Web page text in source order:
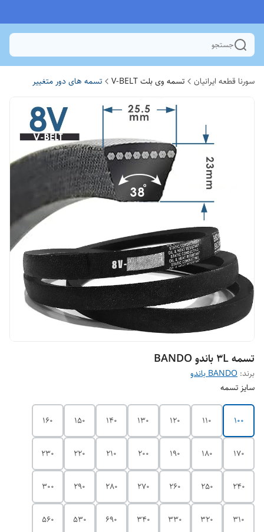
جستجو
سورنا قطعه ایرانیان تسمه وی بلت V-BELT تسمه های دور متغییر
تسمه 3L باندو BANDO
برند: BANDO باندو
سایز تسمه
100
110
120
130
140
150
160
170
180
190
200
210
220
230
240
250
260
270
280
290
300
310
320
330
340
690
530
560